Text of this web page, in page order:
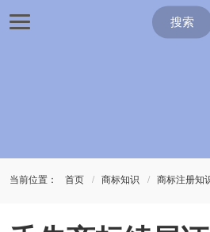
搜索
当前位置： 首页 商标知识 商标注册知